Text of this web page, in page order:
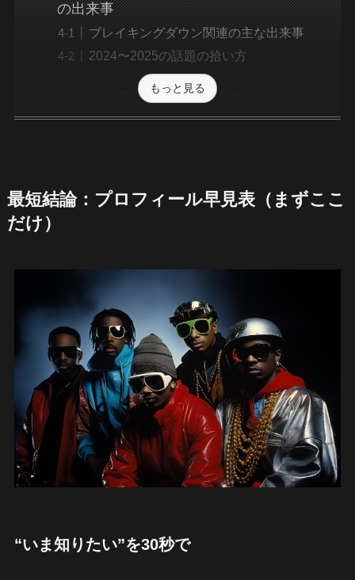
の出来事
ブレイキングダウン関連の主な出来事
2024〜2025の話題の拾い方
もっと見る
最短結論：プロフィール早見表（まずここ
だけ）
“いま知りたい”を30秒で